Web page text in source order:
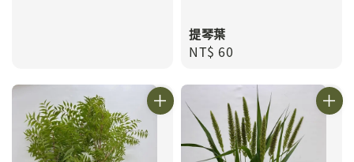
提琴葉
Regular
NT$ 60